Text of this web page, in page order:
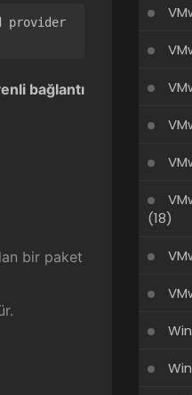
provider
bağlantı
bir paket
(18)